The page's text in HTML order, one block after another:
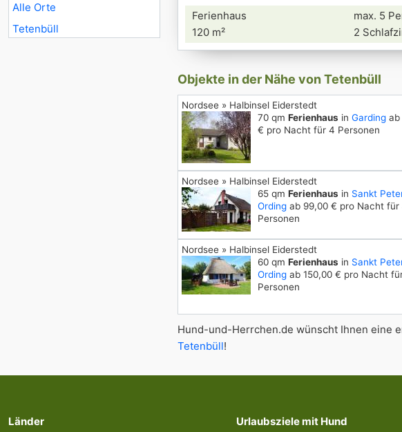
Alle Orte
Tetenbüll
Ferienhaus
120 m²
max. 5
2
Objekte in der Nähe von Tetenbüll
Nordsee » Halbinsel Eiderstedt
70 qm Ferienhaus in Garding ab
€ pro Nacht für 4 Personen
Nordsee » Halbinsel Eiderstedt
65 qm Ferienhaus in Sankt
Ording ab 99,00 € pro Nacht für
Personen
Nordsee » Halbinsel Eiderstedt
60 qm Ferienhaus in Sankt
Ording ab 150,00 € pro Nacht
Personen
Hund-und-Herrchen.de wünscht Ihnen eine
Tetenbüll!
Länder Urlaubsziele mit Hund